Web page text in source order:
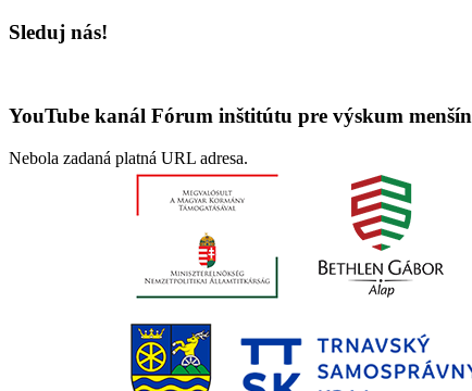
Sleduj nás!
YouTube kanál Fórum inštitútu pre výskum menšín
Nebola zadaná platná URL adresa.